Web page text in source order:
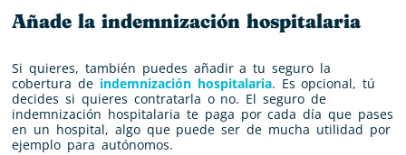
Añade la indemnización hospitalaria
Si quieres, también puedes añadir a tu seguro la
cobertura de indemnización hospitalaria. Es opcional, tú
decides si quieres contratarla o no. El seguro de
indemnización hospitalaria te paga por cada día que pases
en un hospital, algo que puede ser de mucha utilidad por
ejemplo para autónomos.